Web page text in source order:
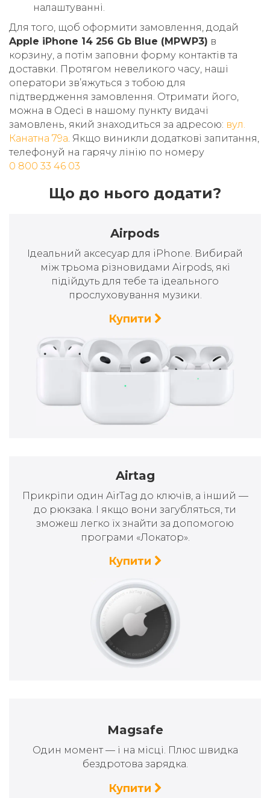
налаштуванні.
Для того, щоб оформити замовлення, додай
Apple iPhone 14 256 Gb Blue (MPWP3) в
корзину, а потім заповни форму контактів та
доставки. Протягом невеликого часу, наші
оператори звʼяжуться з тобою для
підтвердження замовлення. Отримати його,
можна в Одесі в нашому пункту видачі
замовлень, який знаходиться за адресою: вул.
Канатна 79а. Якщо виникли додаткові запитання,
телефонуй на гарячу лінію по номеру
0 800 33 46 03
Що до нього додати?
Airpods
Ідеальний аксесуар для iPhone. Вибирай
між трьома різновидами Airpods, які
підійдуть для тебе та ідеального
прослуховування музики.
Купити
Airtag
Прикріпи один AirTag до ключів, а інший —
до рюкзака. І якщо вони загубляться, ти
зможеш легко їх знайти за допомогою
програми «Локатор».
Купити
Magsafe
Один момент — і на місці. Плюс швидка
бездротова зарядка.
Купити